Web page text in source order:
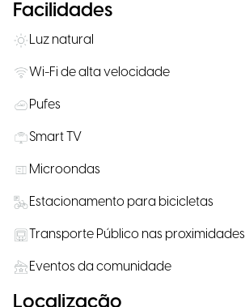
Facilidades
Luz natural
Wi-Fi de alta velocidade
Pufes
Smart TV
Microondas
Estacionamento para bicicletas
Transporte Público nas proximidades
Eventos da comunidade
Localização